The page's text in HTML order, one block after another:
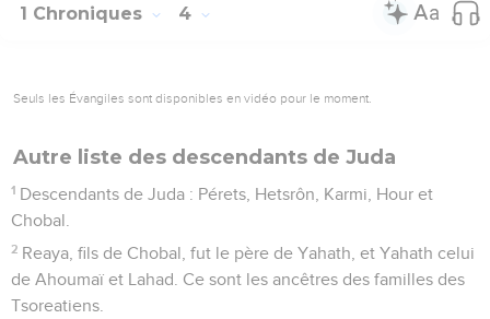
1 Chroniques 4
Seuls les Évangiles sont disponibles en vidéo pour le moment.
Autre liste des descendants de Juda
1 Descendants de Juda : Pérets, Hetsrôn, Karmi, Hour et
Chobal.
2 Reaya, fils de Chobal, fut le père de Yahath, et Yahath celui
de Ahoumaï et Lahad. Ce sont les ancêtres des familles des
Tsoreatiens.